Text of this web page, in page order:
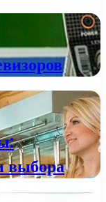
выбора